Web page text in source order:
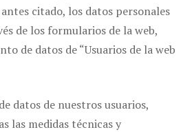
citado, los datos personales
de los formularios de la web,
de datos de “Usuarios de la web
datos de nuestros usuarios,
las medidas técnicas y